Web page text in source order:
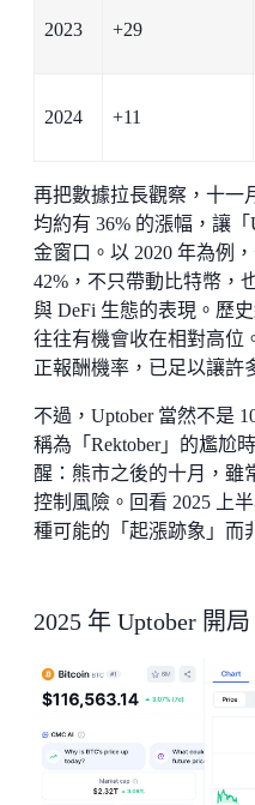
2023 +29
2024 +11
再把數據拉長觀察，十一
均約有 36% 的漲幅，讓
金窗口。以 2020 年為例
42%，不只帶動比特幣，
與 DeFi 生態的表現。歷
往往有機會收在相對高位
正報酬機率，已足以讓許
不過，Uptober 當然不是
稱為「Rektober」的尷尬
醒：熊市之後的十月，雖
控制風險。回看 2025 上
種可能的「起漲跡象」而
2025 年 Uptober 開